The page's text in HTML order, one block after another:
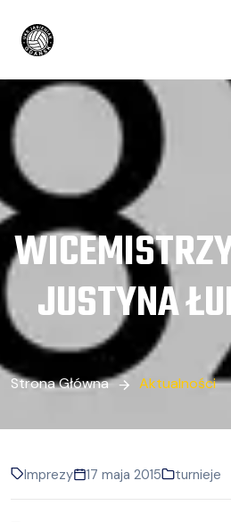
JUSTYNA
Strona Główna Aktualności
Imprezy 17 maja 2015 turnieje